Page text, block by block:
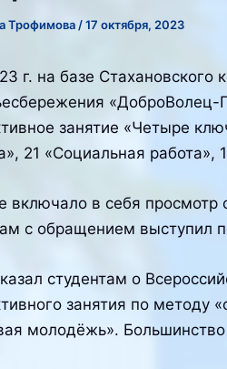
Трофимова /17 октября, 2023
г. на базе
занятие «Четыре
21 «Социальная
включало в себя
с обращением выступил
студентам о
занятия по методу
молодёжь». Большинство